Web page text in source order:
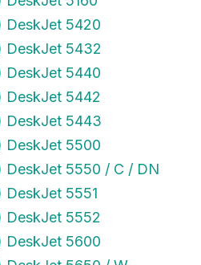
DeskJet 5420
DeskJet 5432
DeskJet 5440
DeskJet 5442
DeskJet 5443
DeskJet 5500
DeskJet 5550 / C / DN
5551
DeskJet 5552
DeskJet 5600
DeskJet 5650 / W